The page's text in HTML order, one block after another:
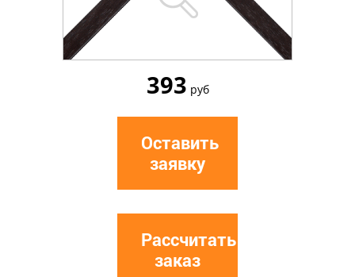
393 руб
Оставить
заявку
Рассчитать
заказ